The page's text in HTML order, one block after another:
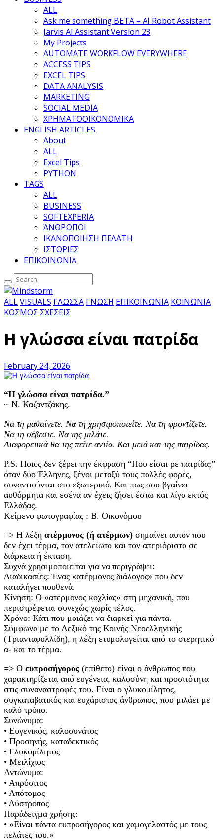
ALL
Ask me something BETA – AI Robot Assistant
Jarvis AI Assistant Version 23
My Projects
AUTOMATE WORKFLOW EVERYWHERE
ACCESS TIPS
EXCEL TIPS
DATA ANALYSIS
MARKETING
SOCIAL MEDIA
ΧΡΗΜΑΤΟΟΙΚΟΝΟΜΙΚΑ
ENGLISH ARTICLES
About
ALL
Excel Tips
PYTHON
TAGS
ALL
BUSINESS
SOFTEXPERIA
ΆΝΘΡΩΠΟΙ
ΙΚΑΝΟΠΟΙΗΣΗ ΠΕΛΑΤΗ
ΙΣΤΟΡΙΕΣ
ΕΠΙΚΟΙΝΩΝΙΑ
ALLVISUALS ΓΛΩΣΣΑ ΓΝΩΣΗ ΕΠΙΚΟΙΝΩΝΙΑ ΚΟΙΝΩΝΙΑ
ΚΟΣΜΟΣ ΣΧΕΣΕΙΣ
Η γλώσσα είναι πατρίδα
February 24, 2026
“Η γλώσσα είναι πατρίδα.”
~ Ν. Καζαντζάκης.
Να τη μαθαίνετε. Να τη χρησιμοποιείτε. Να τη φροντίζετε.
Να τη σέβεστε. Να της μιλάτε.
Διαφορετικά θα της πείτε αντίο. Και μετά και της πατρίδας.
P.S. Ποιος δεν ξέρει την έκφραση “Που είσαι ρε πατρίδα;”
όταν δύο Έλληνες, ξένοι μεταξύ τους πολλές φορές,
συναντιούνται στο εξωτερικό. Και πως σου βγαίνει
αυθόρμητα και εσένα αν έχεις ζήσει έστω και λίγο εκτός
Ελλάδας.
Κείμενο φωτογραφίας : Β. Οικονόμου
=> Η λέξη ατέρμονος (ή ατέρμων) σημαίνει αυτόν που
δεν έχει τέρμα, τον ατελείωτο και τον απεριόριστο σε
διάρκεια ή έκταση.
Συχνά χρησιμοποιείται για να περιγράψει:
Διαδικασίες: Ένας «ατέρμονος διάλογος» που δεν
καταλήγει πουθενά.
Κίνηση: Ο «ατέρμονος κοχλίας» στη μηχανική, που
περιστρέφεται συνεχώς χωρίς τέλος.
Χρόνο: Κάτι που μοιάζει να διαρκεί για πάντα.
Σύμφωνα με το Λεξικό της Κοινής Νεοελληνικής
(Τριανταφυλλίδη), η λέξη ετυμολογείται από το στερητικό
α- και το τέρμα.
=> Ο ευπροσήγορος (επίθετο) είναι ο άνθρωπος που
χαρακτηρίζεται από ευγένεια, καλοσύνη και προσιτότητα
στις συναναστροφές του. Είναι ο γλυκομίλητος,
συγκαταβατικός και ευχάριστος άνθρωπος, που μιλάει με
καλό τρόπο.
Συνώνυμα:
• Ευγενικός, καλοσυνάτος
• Προσηνής, καταδεκτικός
• Γλυκομίλητος
• Μειλίχιος
Αντώνυμα:
• Απρόσιτος
• Απότομος
• Δύστροπος
Παράδειγμα χρήσης:
• «Είναι πάντα ευπροσήγορος και χαμογελαστός με τους
πελάτες του.»